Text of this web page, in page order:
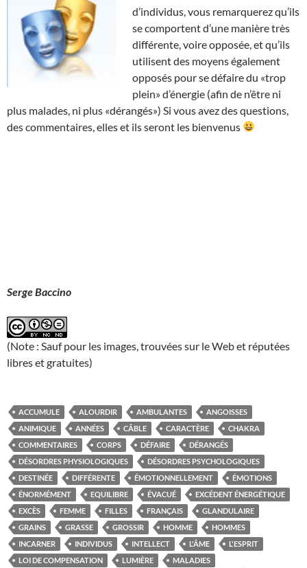
d’individus, vous remarquerez qu’ils
se comportent d’une manière très
différente, voire opposée, et qu’ils
utilisent des moyens également
opposés pour se défaire du «trop
plein» d’énergie (afin de n’être ni
plus malades, ni plus «dérangés») Si vous avez des questions,
des commentaires, elles et ils seront les bienvenus
Serge Baccino
(Note : Sauf pour les images, trouvées sur le Web et réputées
libres et gratuites)
ACCUMULE ALOURDIR AMBULANTES
ANGOISSES
ANIMIQUE
ANNÉES CÂBLE CARACTÈRE
CHAKRA
COMMENTAIRES
CORPS DÉFAIRE
DÉRANGÉS
DÉSORDRES PHYSIOLOGIQUES
DÉSORDRES PSYCHOLOGIQUES
DESTINÉE
DIFFÉRENTE ÉMOTIONNELLEMENT
ÉMOTIONS
ÉNORMÉMENT
EQUILIBRE ÉVACUÉ
EXCÉDENT ÉNERGÉTIQUE
EXCÈS
FEMME FILLES FRANÇAIS
GLANDULAIRE
GRAINS
GRASSE GROSSIR HOMME
HOMMES
INCARNER
INDIVIDUS INTELLECT L'ÂME
L'ESPRIT
LOI DE COMPENSATION
LUMIÈRE
MALADIES